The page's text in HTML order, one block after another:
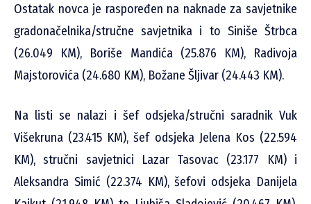
Ostatak novca je raspoređen na naknade za savjetnike
gradonačelnika/stručne savjetnika i to Siniše Štrbca
(26.049 KM), Boriše Mandića (25.876 KM), Radivoja
Majstorovića (24.680 KM), Božane Šljivar (24.443 KM).
Na listi se nalazi i šef odsjeka/stručni saradnik Vuk
Višekruna (23.415 KM), šef odsjeka Jelena Kos (22.594
KM), stručni savjetnici Lazar Tasovac (23.177 KM) i
Aleksandra Simić (22.374 KM), šefovi odsjeka Danijela